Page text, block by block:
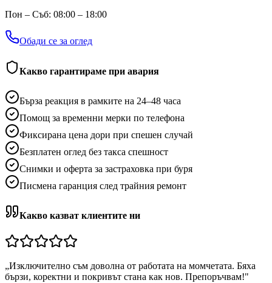
Пон – Съб: 08:00 – 18:00
Обади се за оглед
Какво гарантираме при авария
Бърза реакция в рамките на 24–48 часа
Помощ за временни мерки по телефона
Фиксирана цена дори при спешен случай
Безплатен оглед без такса спешност
Снимки и оферта за застраховка при буря
Писмена гаранция след трайния ремонт
Какво казват клиентите ни
„Изключително съм доволна от работата на момчетата. Бяха
бързи, коректни и покривът стана как нов. Препоръчвам!"